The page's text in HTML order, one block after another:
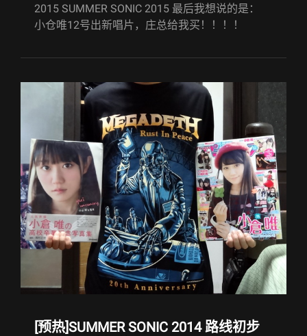
2015 SUMMER SONIC 2015 最后我想说的是：
小仓唯12号出新唱片，庄总给我买！！！！
[预热]SUMMER SONIC 2014 路线初步